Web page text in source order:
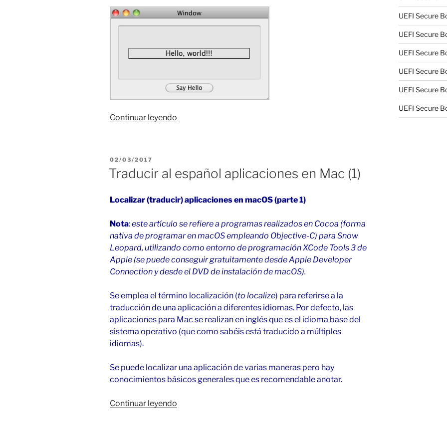
Continuar leyendo
Mac
PUBLICADO
EL
02/03/2017
Traducir al español aplicaciones en Mac (1)
Localizar (traducir) aplicaciones en macOS (parte 1)
Nota:este artículo se refiere a programas realizados en Cocoa (forma
nativa de programar en macOS empleando Objective-C) para Snow
Leopard, utilizando como entorno de programación XCode Tools 3 de
Apple (se puede conseguir gratuitamente desde Apple Developer
Connection y desde el DVD de instalación de macOS).
Se emplea el término localización (to localize) para referirse a la
traducción de una aplicación a diferentes idiomas. Por defecto, las
aplicaciones para Mac se realizan en inglés que es el idioma base del
sistema operativo (que como sabéis está traducido a múltiples
idiomas).
Se puede localizar una aplicación de varias maneras pero hay
conocimientos básicos generales que es recomendable anotar.
Continuar leyendo
UEFI Secure
UEFI Secure
UEFI Secure
UEFI Secure
UEFI Secure
UEFI Secure